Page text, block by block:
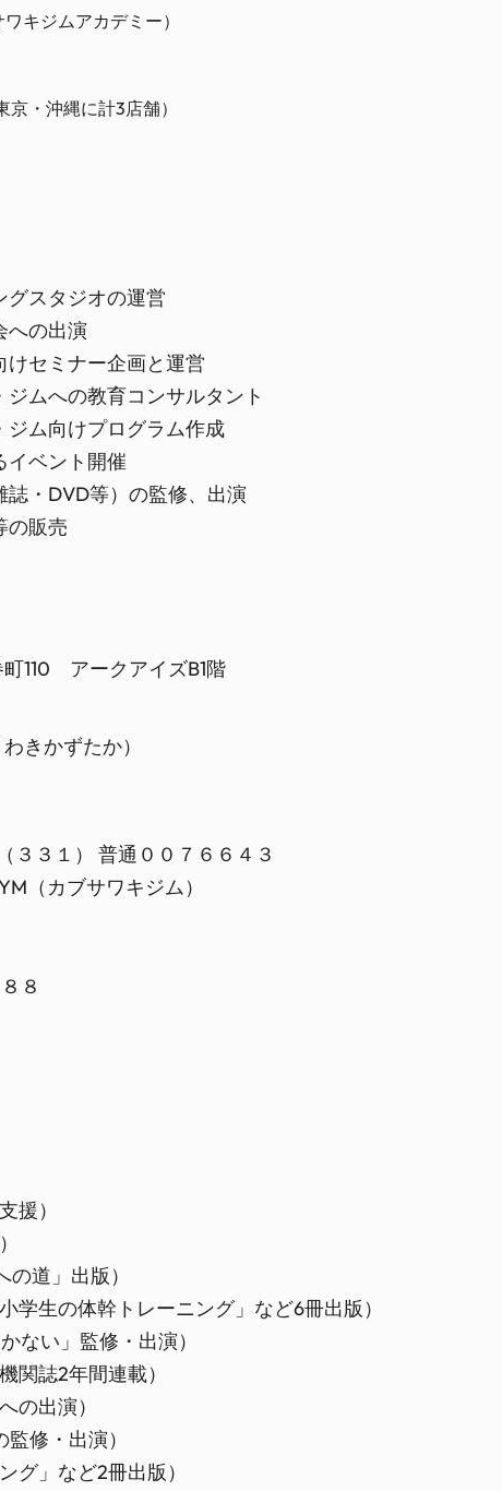
ワキジムアカデミー）
京・沖縄に計3店舗）
グスタジオの運営
への出演
けセミナー企画と運営
ムへの教育コンサルタント
ジム向けプログラム作成
イベント開催
誌・DVD等）の監修、出演
の販売
110 アークアイズB1階
きかずたか）
３３１） 普通００７６６４３
（カブサワキジム）
８
援）
道」出版）
生の体幹トレーニング」など6冊出版）
ない」監修・出演）
関誌2年間連載）
の出演）
修・出演）
グ」など2冊出版）